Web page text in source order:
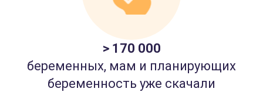
> 170 000
беременных, мам и планирующих
беременность уже скачали